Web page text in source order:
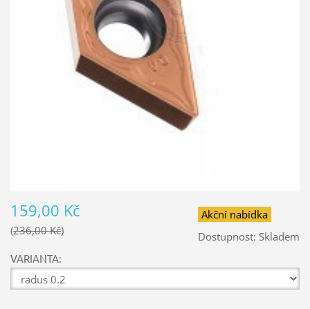
Akční nabídka
Dostupnost: Skladem
159,00 Kč
236,00 Kč
VARIANTA: